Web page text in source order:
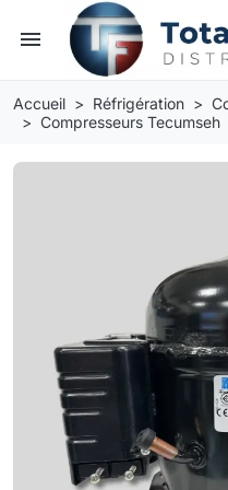
menu
Accueil Réfrigération
Compresseurs Tecumseh